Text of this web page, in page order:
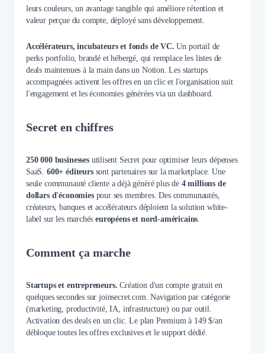
leurs couleurs, un avantage tangible qui améliore rétention et
valeur perçue du compte, déployé sans développement.
Accélérateurs, incubateurs et fonds de VC. Un portail de
perks portfolio, brandé et hébergé, qui remplace les listes de
deals maintenues à la main dans un Notion. Les startups
accompagnées activent les offres en un clic et l'organisation suit
l'engagement et les économies générées via un dashboard.
Secret en chiffres
250 000 businessesutilisent Secret pour optimiser leurs dépenses
SaaS. 600+ éditeurssont partenaires sur la marketplace. Une
seule communauté cliente a déjà généré plus de 4 millions de
dollars d'économiespour ses membres. Des communautés,
créateurs, banques et accélérateurs déploient la solution white-
label sur les marchéseuropéens et nord-américains
Comment ça marche
Startups et entrepreneurs. Création d'un compte gratuit en
quelques secondes sur joinsecret.com. Navigation par catégorie
(marketing, productivité, IA, infrastructure) ou par outil.
Activation des deals en un clic. Le plan Premium à 149 $/an
débloque toutes les offres exclusives et le support dédié.